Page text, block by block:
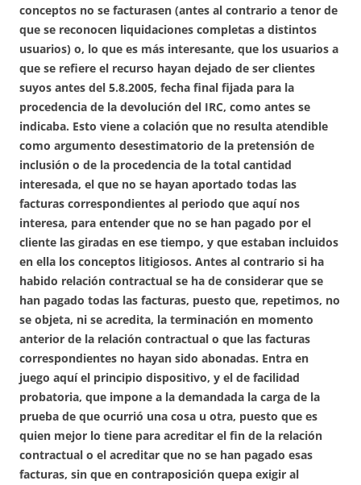
conceptos no se facturasen (antes al contrario a tenor de
que se reconocen liquidaciones completas a distintos
usuarios) o, lo que es más interesante, que los usuarios a
que se refiere el recurso hayan dejado de ser clientes
suyos antes del 5.8.2005, fecha final fijada para la
procedencia de la devolución del IRC, como antes se
indicaba. Esto viene a colación que no resulta atendible
como argumento desestimatorio de la pretensión de
inclusión o de la procedencia de la total cantidad
interesada, el que no se hayan aportado todas las
facturas correspondientes al periodo que aquí nos
interesa, para entender que no se han pagado por el
cliente las giradas en ese tiempo, y que estaban incluidos
en ella los conceptos litigiosos. Antes al contrario si ha
habido relación contractual se ha de considerar que se
han pagado todas las facturas, puesto que, repetimos, no
se objeta, ni se acredita, la terminación en momento
anterior de la relación contractual o que las facturas
correspondientes no hayan sido abonadas. Entra en
juego aquí el principio dispositivo, y el de facilidad
probatoria, que impone a la demandada la carga de la
prueba de que ocurrió una cosa u otra, puesto que es
quien mejor lo tiene para acreditar el fin de la relación
contractual o el acreditar que no se han pagado esas
facturas, sin que en contraposición quepa exigir al